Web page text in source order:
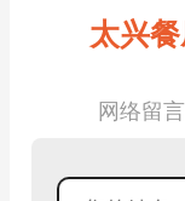
太兴
网络留